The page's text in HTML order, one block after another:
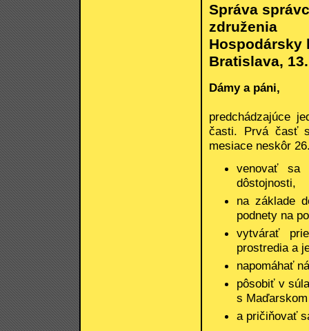
Správa
združenia
Hospodársky
Bratislava,
Dámy a páni,
predchádzajúce
časti. Prvá časť
mesiace neskôr
venovať sa
dôstojnosti,
na základe
podnety na
vytvárať
prostredia a
napomáhať
pôsobiť v
s
a pričiňovať